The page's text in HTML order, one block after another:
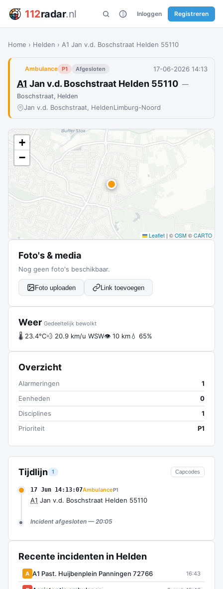
112radar.nl Inloggen Registreren
Home › Helden › A1 Jan v.d. Boschstraat Helden 55110
Ambulance P1 Afgesloten 17-06-2026 14:13
A1 Jan v.d. Boschstraat Helden 55110 —
Boschstraat, Helden
Jan v.d. Boschstraat, HeldenLimburg-Noord
Tijdlijn 1 Capcodes
17 Jun 14:13:07AmbulanceP1
A1 Jan v.d. Boschstraat Helden 55110
Incident afgesloten — 20:05
Recente incidenten in Helden
A A1 Past. Huijbenplein Panningen 72766 16:43
+
−
Leaflet | © OSM © CARTO
Foto's & media
Nog geen foto's beschikbaar.
Foto uploaden Link toevoegen
Weer Gedeeltelijk bewolkt
🌡 23.4°C💨 20.9 km/u WSW👁 10 km💧 65%
Overzicht
Alarmeringen
1
Eenheden
0
Disciplines
1
Prioriteit
P1